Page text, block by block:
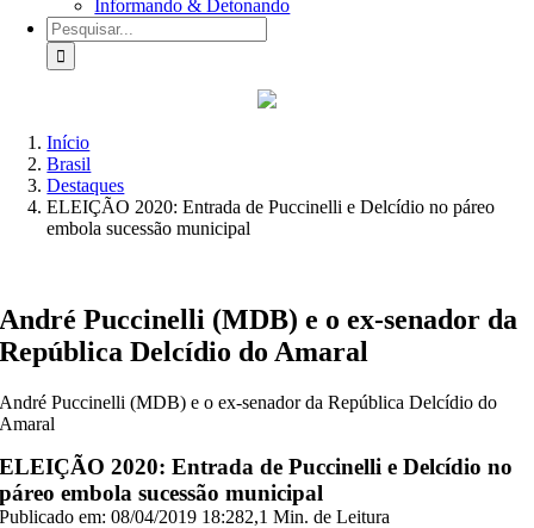
Informando & Detonando
Buscar
resultados
para:
Início
Brasil
Destaques
ELEIÇÃO 2020: Entrada de Puccinelli e Delcídio no páreo
embola sucessão municipal
André Puccinelli (MDB) e o ex-senador da
República Delcídio do Amaral
André Puccinelli (MDB) e o ex-senador da República Delcídio do
Amaral
ELEIÇÃO 2020: Entrada de Puccinelli e Delcídio no
páreo embola sucessão municipal
Publicado em: 08/04/2019 18:282,1 Min. de Leitura